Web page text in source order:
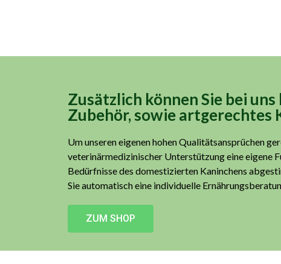
Zusätzlich können Sie bei
Zubehör, sowie
Um unseren eigenen hohen Qualitätsansprüchen
veterinärmedizinischer Unterstützung eine eigene
Bedürfnisse des domestizierten Kaninchens
Sie automatisch eine individuelle
ZUM SHOP